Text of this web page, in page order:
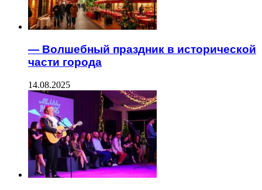
— Волшебный праздник в исторической
части города
14.08.2025